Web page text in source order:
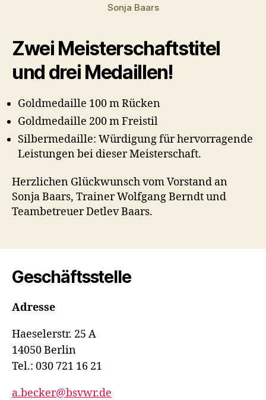
Sonja Baars
Zwei Meisterschaftstitel
und drei Medaillen!
Goldmedaille 100 m Rücken
Goldmedaille 200 m Freistil
Silbermedaille: Würdigung für hervorragende
Leistungen bei dieser Meisterschaft.
Herzlichen Glückwunsch vom Vorstand an
Sonja Baars, Trainer Wolfgang Berndt und
Teambetreuer Detlev Baars.
Geschäftsstelle
Adresse
Haeselerstr. 25 A
14050 Berlin
Tel.: 030 721 16 21
a.becker@bsvwr.de